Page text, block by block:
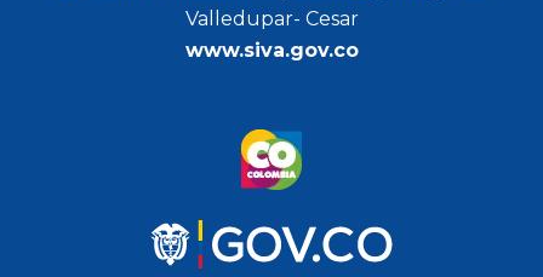
Valledupar- Cesar
www.siva.gov.co